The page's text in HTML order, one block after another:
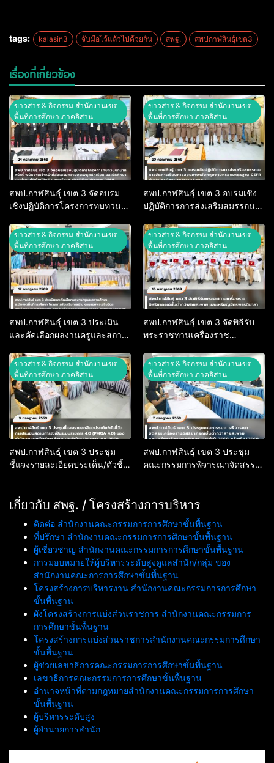
tags: kalasin3 จับมือไว้แล้วไปด้วยกัน สพฐ. สพปกาฬสินธุ์เขต3
เรื่องที่เกี่ยวข้อง
ข่าวสาร & กิจกรรม สำนักงานเขต
พื้นที่การศึกษา ภาคอิสาน
สพป.กาฬสินธุ์ เขต 3 จัดอบรม
เชิงปฏิบัติการโครงการทบทวน
ส่งเสริมความประพฤตินักเรียน
และนักศึกษา ประจำศูนย์พิทักษ์
สิทธิ และเสรีภาพ ประจำ
ปีงบประมาณ 2569
ข่าวสาร & กิจกรรม สำนักงานเขต
พื้นที่การศึกษา ภาคอิสาน
สพป.กาฬสินธุ์ เขต 3 อบรมเชิง
ปฏิบัติการการส่งเสริมสมรรถนะ
อังกฤษตามกรอบมาตรฐาน CEFR
สำหรับครูผู้สอนวิชาภาษาอังกฤษ
ข่าวสาร & กิจกรรม สำนักงานเขต
พื้นที่การศึกษา ภาคอิสาน
สพป.กาฬสินธุ์ เขต 3 ประเมิน
และคัดเลือกผลงานครูและสถาน
โครงการส่งเสริมการอ่าน ตาม
รอยพระจริยวัตร สมเด็จพระ
กนิษฐาธิราชเจ้า กรมสมเด็จพระ
เทพรัตนราชสุดาฯ สยามบรม
ราชกุมารี
ข่าวสาร & กิจกรรม สำนักงานเขต
พื้นที่การศึกษา ภาคอิสาน
สพป.กาฬสินธุ์ เขต 3 จัดพิธีรับ
พระราชทานเครื่องราช
และเหรียญจักรพรรดิมาลา
ประจำปี 2568
ข่าวสาร & กิจกรรม สำนักงานเขต
พื้นที่การศึกษา ภาคอิสาน
สพป.กาฬสินธุ์ เขต 3 ประชุม
ชี้แจงรายละเอียดประเด็น/ตัวชี้
ของสำนักงานเขตพื้นที่การศึกษา
ประจำปีงบประมาณ พ.ศ. 2569
ข่าวสาร & กิจกรรม สำนักงานเขต
พื้นที่การศึกษา ภาคอิสาน
สพป.กาฬสินธุ์ เขต 3 ประชุม
คณะกรรมการพิจารณาจัดสรร
มาลา ประจำปี 2568 ครั้งที่
เกี่ยวกับ สพฐ. / โครงสร้างการบริหาร
ติดต่อ สำนักงานคณะกรรมการการศึกษาขั้นพื้นฐาน
ที่ปรึกษา สำนักงานคณะกรรมการการศึกษาขั้นพื้นฐาน
ผู้เชี่ยวชาญ สำนักงานคณะกรรมการการศึกษาขั้นพื้นฐาน
การมอบหมายให้ผู้บริหารระดับสูงดูแลสำนัก/กลุ่ม ของ
สำนักงานคณะการการศึกษาขั้นพื้นฐาน
โครงสร้างการบริหารงาน สำนักงานคณะกรรมการการศึกษา
ขั้นพื้นฐาน
ผังโครงสร้างการแบ่งส่วนราชการ สำนักงานคณะกรรมการ
การศึกษาขั้นพื้นฐาน
โครงสร้างการแบ่งส่วนราชการสำนักงานคณะกรรมการศึกษา
ขั้นพื้นฐาน
ผู้ช่วยเลขาธิการคณะกรรมการการศึกษาขั้นพื้นฐาน
เลขาธิการคณะกรรมการการศึกษาขั้นพื้นฐาน
อำนาจหน้าที่ตามกฎหมายสำนักงานคณะกรรมการการศึกษา
ขั้นพื้นฐาน
ผู้บริหารระดับสูง
ผู้อำนวยการสำนัก